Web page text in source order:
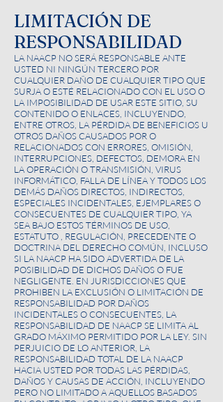
LIMITACIÓN DE
RESPONSABILIDAD
LA NAACP NO SERÁ RESPONSABLE ANTE
USTED NI NINGÚN TERCERO POR
CUALQUIER DAÑO DE CUALQUIER TIPO QUE
SURJA O ESTÉ RELACIONADO CON EL USO O
LA IMPOSIBILIDAD DE USAR ESTE SITIO, SU
CONTENIDO O ENLACES, INCLUYENDO,
ENTRE OTROS, LA PÉRDIDA DE BENEFICIOS U
OTROS DAÑOS CAUSADOS POR O
RELACIONADOS CON ERRORES, OMISIÓN,
INTERRUPCIONES, DEFECTOS, DEMORA EN
LA OPERACIÓN O TRANSMISIÓN, VIRUS
INFORMÁTICO, FALLA DE LÍNEA Y TODOS LOS
DEMÁS DAÑOS DIRECTOS, INDIRECTOS,
ESPECIALES INCIDENTALES, EJEMPLARES O
CONSECUENTES DE CUALQUIER TIPO, YA
SEA BAJO ESTOS TÉRMINOS DE USO,
ESTATUTO , REGULACIÓN, PRECEDENTE O
DOCTRINA DEL DERECHO COMÚN, INCLUSO
SI LA NAACP HA SIDO ADVERTIDA DE LA
POSIBILIDAD DE DICHOS DAÑOS O FUE
NEGLIGENTE. EN JURISDICCIONES QUE
PROHIBEN LA EXCLUSIÓN O LIMITACIÓN DE
RESPONSABILIDAD POR DAÑOS
INCIDENTALES O CONSECUENTES, LA
RESPONSABILIDAD DE NAACP SE LIMITA AL
GRADO MÁXIMO PERMITIDO POR LA LEY. SIN
PERJUICIO DE LO ANTERIOR, LA
RESPONSABILIDAD TOTAL DE LA NAACP
HACIA USTED POR TODAS LAS PÉRDIDAS,
DAÑOS Y CAUSAS DE ACCIÓN, INCLUYENDO
PERO NO LIMITADO A AQUELLOS BASADOS